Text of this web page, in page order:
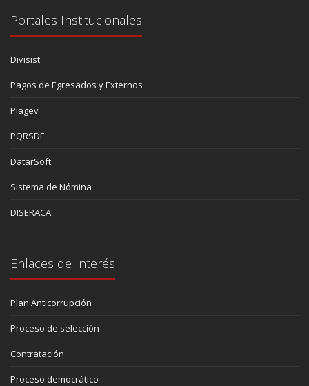
Portales Institucionales
Divisist
Pagos de Egresados y Externos
Piagev
PQRSDF
DatarSoft
Sistema de Nómina
DISERACA
Enlaces de Interés
Plan Anticorrupción
Proceso de selección
Contratación
Proceso democrático